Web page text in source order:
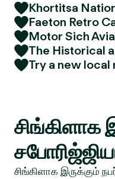
Khortitsa
Faeton Retro
Motor Sich
The Historical
Try a new local
சிங்கிளாக
சிங்கிளாக இருக்கும்